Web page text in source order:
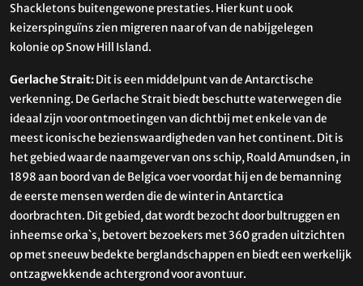
Shackletons buitengewone prestaties. Hier kunt u ook
keizerspinguïns zien migreren naar of van de nabijgelegen
kolonie op Snow Hill Island.
Gerlache Strait:Dit is een middelpunt van de Antarctische
verkenning. De Gerlache Strait biedt beschutte waterwegen die
ideaal zijn voor ontmoetingen van dichtbij met enkele van de
meest iconische bezienswaardigheden van het continent. Dit is
het gebied waar de naamgever van ons schip, Roald Amundsen, in
1898 aan boord van de Belgica voer voordat hij en de bemanning
de eerste mensen werden die de winter in Antarctica
doorbrachten. Dit gebied, dat wordt bezocht door bultruggen en
inheemse orka`s, betovert bezoekers met 360 graden uitzichten
op met sneeuw bedekte berglandschappen en biedt een werkelijk
ontzagwekkende achtergrond voor avontuur.